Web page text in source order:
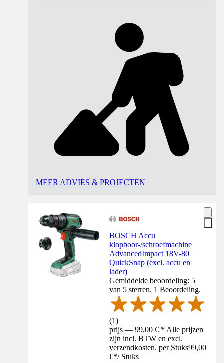
MEER ADVIES & PROJECTEN
BOSCH Accu
klopboor-/schroefmachine
AdvancedImpact 18V-80
QuickSnap (excl. accu en
lader)
Gemiddelde beoordeling: 5
van 5 sterren. 1 Beoordeling.
(1)
prijs — 99,00 € * Alle prijzen
zijn incl. BTW en excl.
verzendkosten. per Stuks99,00
€*/ Stuks